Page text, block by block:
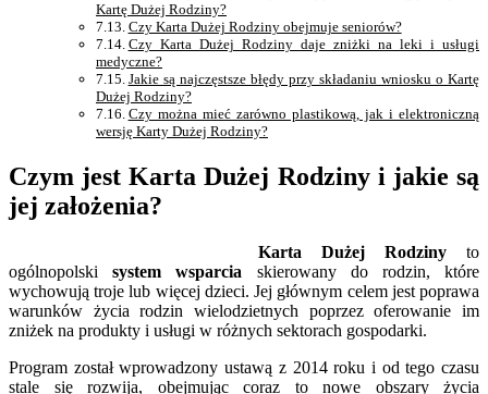
Kartę Dużej Rodziny?
Czy Karta Dużej Rodziny obejmuje seniorów?
Czy Karta Dużej Rodziny daje zniżki na leki i usługi
medyczne?
Jakie są najczęstsze błędy przy składaniu wniosku o Kartę
Dużej Rodziny?
Czy można mieć zarówno plastikową, jak i elektroniczną
wersję Karty Dużej Rodziny?
Czym jest Karta Dużej Rodziny i jakie są
jej założenia?
Karta Dużej Rodziny to
ogólnopolskisystem wsparcia skierowany do rodzin, które
wychowują troje lub więcej dzieci. Jej głównym celem jest poprawa
warunków życia rodzin wielodzietnych poprzez oferowanie im
zniżek na produkty i usługi w różnych sektorach gospodarki.
Program został wprowadzony ustawą z 2014 roku i od tego czasu
stale się rozwija, obejmując coraz to nowe obszary życia